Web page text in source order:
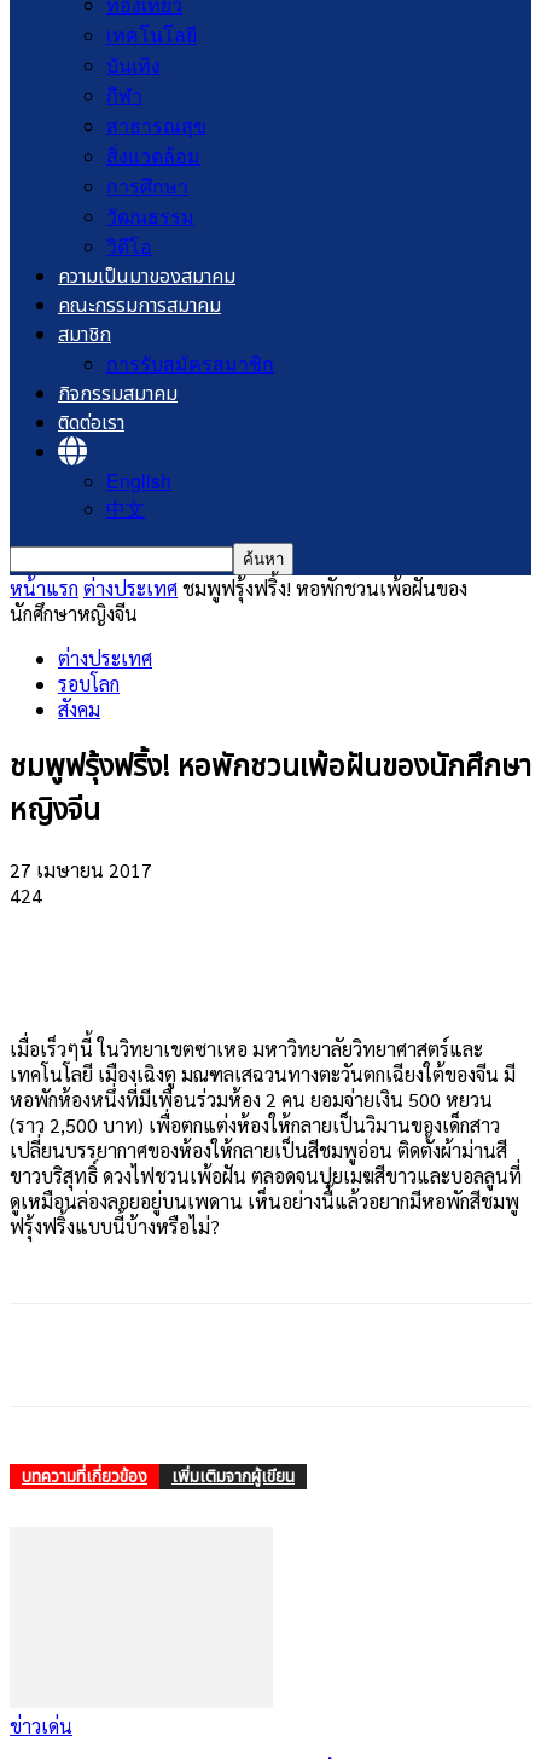
เทคโนโลยี
บันเทิง
กีฬา
สาธารณสุข
สิ่งแวดล้อม
การศึกษา
วัฒนธรรม
วิดีโอ
ความเป็นมาของสมาคม
คณะกรรมการสมาคม
สมาชิก
การรับสมัครสมาชิก
กิจกรรมสมาคม
ติดต่อเรา
English
中文
หน้าแรก ต่างประเทศชมพูฟรุ้งฟริ้ง! หอพักชวนเพ้อฝันของ
นักศึกษาหญิงจีน
ต่างประเทศ
รอบโลก
สังคม
ชมพูฟรุ้งฟริ้ง! หอพักชวนเพ้อฝันของนักศึกษา
หญิงจีน
27 เมษายน 2017
424
เมื่อเร็วๆนี้ ในวิทยาเขตซาเหอ มหาวิทยาลัยวิทยาศาสตร์และ
เทคโนโลยี เมืองเฉิงตู มณฑลเสฉวนทางตะวันตกเฉียงใต้ของจีน มี
หอพักห้องหนึ่งที่มีเพื่อนร่วมห้อง 2 คน ยอมจ่ายเงิน 500 หยวน
(ราว 2,500 บาท) เพื่อตกแต่งห้องให้กลายเป็นวิมานของเด็กสาว
เปลี่ยนบรรยากาศของห้องให้กลายเป็นสีชมพูอ่อน ติดตั้งผ้าม่านสี
ขาวบริสุทธิ์ ดวงไฟชวนเพ้อฝัน ตลอดจนปุยเมฆสีขาวและบอลลูนที่
ดูเหมือนล่องลอยอยู่บนเพดาน เห็นอย่างนี้แล้วอยากมีหอพักสีชมพู
ฟรุ้งฟริ้งแบบนี้บ้างหรือไม่?
บทความที่เกี่ยวข้อง เพิ่มเติมจากผู้เขียน
ข่าวเด่น